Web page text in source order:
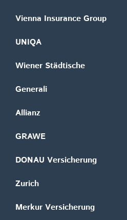
Vienna Insurance Group
UNIQA
Wiener Städtische
Generali
Allianz
GRAWE
DONAU Versicherung
Zurich
Merkur Versicherung